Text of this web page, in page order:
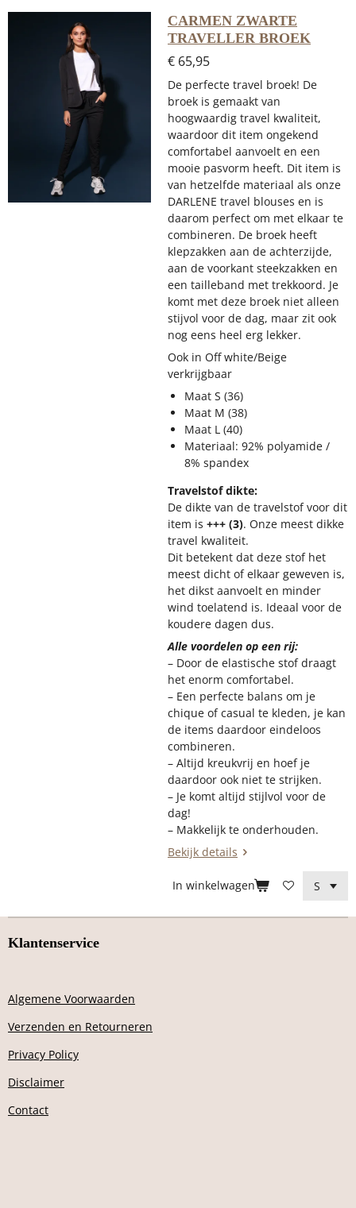
CARMEN ZWARTE
TRAVELLER BROEK
€ 65,95
De perfecte travel broek! De
broek is gemaakt van
hoogwaardig travel kwaliteit,
waardoor dit item ongekend
comfortabel aanvoelt en een
mooie pasvorm heeft. Dit item is
van hetzelfde materiaal als onze
DARLENE travel blouses en is
daarom perfect om met elkaar te
combineren. De broek heeft
klepzakken aan de achterzijde,
aan de voorkant steekzakken en
een tailleband met trekkoord. Je
komt met deze broek niet alleen
stijvol voor de dag, maar zit ook
nog eens heel erg lekker.
Ook in Off white/Beige
verkrijgbaar
Maat S (36)
Maat M (38)
Maat L (40)
Materiaal: 92% polyamide /
8% spandex
Travelstof dikte:
De dikte van de travelstof voor dit
item is +++ (3). Onze meest dikke
travel kwaliteit.
Dit betekent dat deze stof het
meest dicht of elkaar geweven is,
het dikst aanvoelt en minder
wind toelatend is. Ideaal voor de
koudere dagen dus.
Alle voordelen op een rij:
– Door de elastische stof draagt
het enorm comfortabel.
– Een perfecte balans om je
chique of casual te kleden, je kan
de items daardoor eindeloos
combineren.
– Altijd kreukvrij en hoef je
daardoor ook niet te strijken.
– Je komt altijd stijlvol voor de
dag!
– Makkelijk te onderhouden.
Bekijk details
In winkelwagen
Klantenservice
Algemene Voorwaarden
Verzenden en Retourneren
Privacy Policy
Disclaimer
Contact